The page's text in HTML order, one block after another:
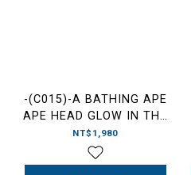
-(C015)-A BATHING APE
APE HEAD GLOW IN THE
DARK STACKING MUG
BAPE 猿人頭 可疊式 夜光馬
克杯-001KAM301005M
NT$1,980